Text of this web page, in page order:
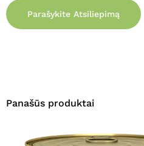
Parašykite Atsiliepimą
Panašūs produktai